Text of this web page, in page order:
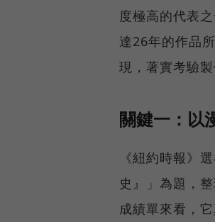
度極高的代表
達26年的作品
現，著實考驗製
關鍵一：以
《紐約時報》
史』」為題，
成績單來看，它